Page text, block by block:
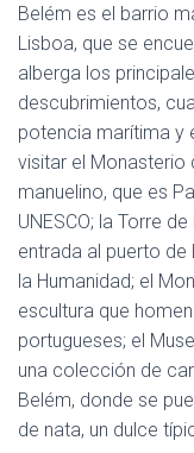
Belém es el barrio
Lisboa, que se
alberga los
descubrimientos,
potencia marítima y
visitar el Monasterio
manuelino, que es
UNESCO; la Torre
entrada al puerto
la Humanidad; el
escultura que
portugueses; el
una colección de
Belém, donde se
de nata, un dulce